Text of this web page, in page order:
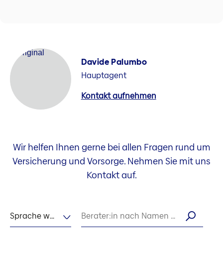
Davide Palumbo
Hauptagent
Kontakt aufnehmen
Wir helfen Ihnen gerne bei allen Fragen rund um
Versicherung und Vorsorge. Nehmen Sie mit uns
Kontakt auf.
Sprache wählen Berater:in nach Namen suchen